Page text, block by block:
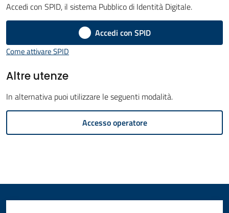
Novità
Menu selezionato
Servizi
Vivere
il
Comune
r
Accedi con SPID, il sistema Pubblico di Identità Digitale.
Accedi con SPID
Come attivare SPID
Altre utenze
In alternativa puoi utilizzare le seguenti modalità.
Accesso operatore